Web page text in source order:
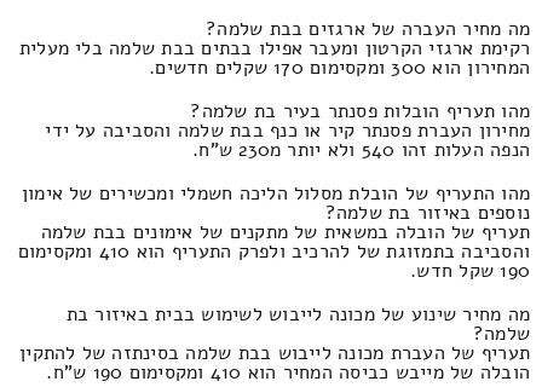
מה מחיר העברה של ארגזים בבת שלמה?
רקימת ארגזי הקרטון ומעבר אפילו בבתים בבת שלמה בלי מעלית
המחירון הוא 300 ומקסימום 170 שקלים חדשים.
מהו תעריף הובלות פסנתר בעיר בת שלמה?
מחירון העברת פסנתר קיר או כנף בבת שלמה והסביבה על ידי
הנפה העלות זהו 540 ולא יותר מ230 ש"ח.
מהו התעריף של הובלת מסלול הליכה חשמלי ומכשירים של אימון
נוספים באיזור בת שלמה?
תעריף של הובלה במשאית של מתקנים של אימונים בבת שלמה
והסביבה בתמזוגת של להרכיב ולפרק התעריף הוא 410 ומקסימום
190 שקל חדש.
מה מחיר שינוע של מכונה לייבוש לשימוש בבית באיזור בת
שלמה?
תעריף של העברת מכונה לייבוש בבת שלמה בסינתזה של להתקין
הובלה של מייבש כביסה המחיר הוא 410 ומקסימום 190 ש"ח.